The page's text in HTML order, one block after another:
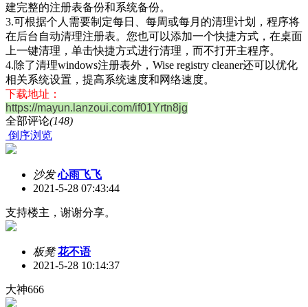
建完整的注册表备份和系统备份。
3.可根据个人需要制定每日、每周或每月的清理计划，程序将
在后台自动清理注册表。您也可以添加一个快捷方式，在桌面
上一键清理，单击快捷方式进行清理，而不打开主程序。
4.除了清理windows注册表外，Wise registry cleaner还可以优化
相关系统设置，提高系统速度和网络速度。
下载地址：
https://mayun.lanzoui.com/if01Yrtn8jg
全部评论(148)
倒序浏览
沙发 心雨飞飞
2021-5-28 07:43:44
支持楼主，谢谢分享。
板凳 花不语
2021-5-28 10:14:37
大神666